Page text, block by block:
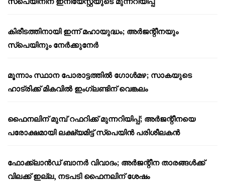
കിരീടത്തിനായി ഇന്ന് മഹായുദ്ധം; അർജന്റീനയും
സ്പെയിനും നേർക്കുനേർ
മൂന്നാം സ്ഥാന പോരാട്ടത്തിൽ ഗോൾമഴ; സാകയുടെ
ഹാട്രിക്ക് മികവിൽ ഇംഗ്ലണ്ടിന് വെങ്കലം
ഫൈനലിന് മുമ്പ് റഫറിക്ക് മുന്നറിയിപ്പ്; അർജന്റീനയെ
പരോക്ഷമായി ലക്ഷ്യമിട്ട് സ്പെയിൻ പരിശീലകൻ
ഫോക്ക്‌ലാൻഡ് ബാനർ വിവാദം; അർജന്റീന താരങ്ങൾക്ക്
വിലക്ക് ഇല്ല, നടപടി ഫൈനലിന് ശേഷം